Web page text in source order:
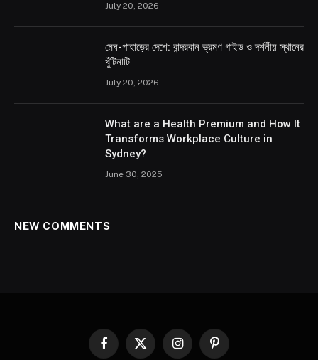
July 20, 2026
মেঘ-পাহাড়ের দেশে: বান্দরবান ভ্রমণ গাইড ও দর্শনীয় স্থানের
খুঁটিনাটি
July 20, 2026
What are a Health Premium and How It
Transforms Workplace Culture in
Sydney?
June 30, 2025
NEW COMMENTS
Facebook
X
InstagramPinterest